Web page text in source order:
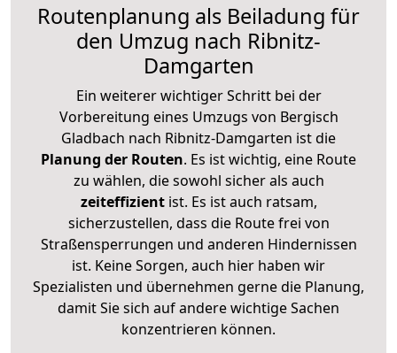
Routenplanung als Beiladung für
den Umzug nach Ribnitz-
Damgarten
Ein weiterer wichtiger Schritt bei der
Vorbereitung eines Umzugs von Bergisch
Gladbach nach Ribnitz-Damgarten ist die
Planung der Routen. Es ist wichtig, eine Route
zu wählen, die sowohl sicher als auch
zeiteffizientist. Es ist auch ratsam,
sicherzustellen, dass die Route frei von
Straßensperrungen und anderen Hindernissen
ist. Keine Sorgen, auch hier haben wir
Spezialisten und übernehmen gerne die Planung,
damit Sie sich auf andere wichtige Sachen
konzentrieren können.